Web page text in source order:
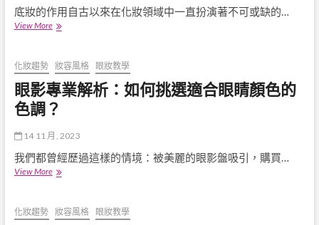
力”
餅、
妝
前
造
完
美
膚
底妝的作用自古以來在化妝領域中一直扮演著不可或缺的…
View More底
器
大
揭
秘：
打
均
勻
膚
色、
膚
化妝趨勢 妝容風格 眼妝教學
眼影專業解析：如何挑選適合眼睛顏色的
色調？
14 11 月, 2023
我們都曾經歷過這樣的情境：被美麗的眼影盤吸引，購買…
View More眼
業
解
化妝趨勢 妝容風格 眼妝教學